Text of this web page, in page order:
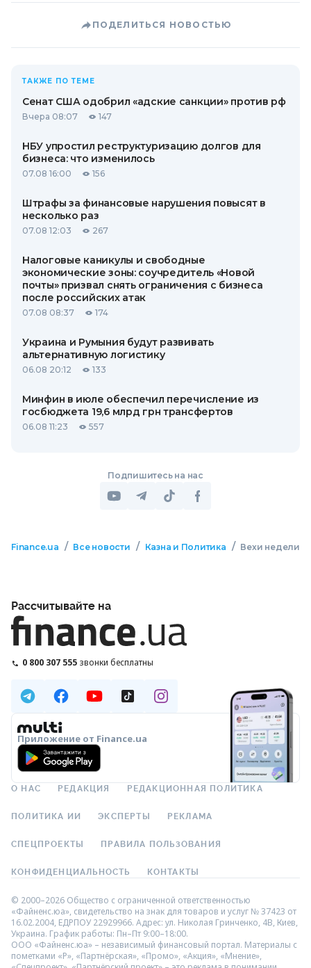
ПОДЕЛИТЬСЯ НОВОСТЬЮ
ТАКЖЕ ПО ТЕМЕ
Сенат США одобрил «адские санкции» против рф
Вчера 08:07 147
НБУ упростил реструктуризацию долгов для
бизнеса: что изменилось
07.08 16:00 156
Штрафы за финансовые нарушения повысят в
несколько раз
07.08 12:03 267
Налоговые каникулы и свободные
экономические зоны: соучредитель «Новой
почты» призвал снять ограничения с бизнеса
после российских атак
07.08 08:37 174
Украина и Румыния будут развивать
альтернативную логистику
06.08 20:12 133
Минфин в июле обеспечил перечисление из
госбюджета 19,6 млрд грн трансфертов
06.08 11:23 557
Подпишитесь на нас
Finance.ua / Все новости / Казна и Политика / Вехи недели
Рассчитывайте на
0 800 307 555 звонки бесплатны
Приложение от Finance.ua
О НАС РЕДАКЦИЯ РЕДАКЦИОННАЯ ПОЛИТИКА
ПОЛИТИКА ИИ ЭКСПЕРТЫ РЕКЛАМА
СПЕЦПРОЕКТЫ ПРАВИЛА ПОЛЬЗОВАНИЯ
КОНФИДЕНЦИАЛЬНОСТЬ КОНТАКТЫ
© 2000–2026 Общество с ограниченной ответственностью
«Файненс.юа», свидетельство на знак для товаров и услуг № 37423 от
16.02.2004, ЕДРПОУ 22929966. Адрес: ул. Николая Гринченко, 4В, Киев,
Украина. График работы: Пн–Пт 9:00–18:00.
ООО «Файненс.юа» – независимый финансовый портал. Материалы с
пометками «Р», «Партнёрская», «Промо», «Акция», «Мнение»,